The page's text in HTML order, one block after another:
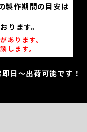
製作期間の目安は
ります。
あります。
します。
日～出荷可能です！